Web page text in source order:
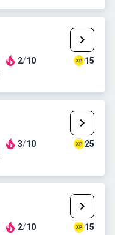
2/10
15
3/10
25
2/10
15